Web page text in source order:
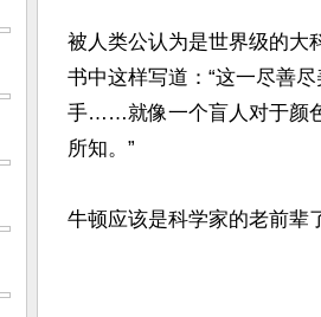
被人类公认为是世界级的大
书中这样写道：“这一尽善
手……就像一个盲人对于颜
所知。”